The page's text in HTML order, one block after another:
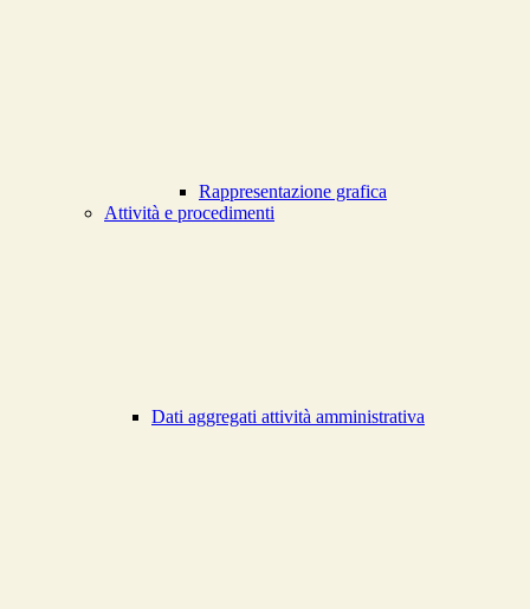
Rappresentazione grafica
Attività e procedimenti
Dati aggregati attività amministrativa